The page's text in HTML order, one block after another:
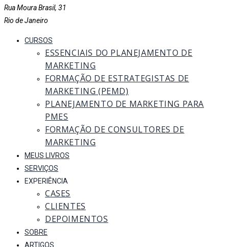
Rua Moura Brasil, 31
Rio de Janeiro
CURSOS
ESSENCIAIS DO PLANEJAMENTO DE
MARKETING
FORMAÇÃO DE ESTRATEGISTAS DE
MARKETING (PEMD)
PLANEJAMENTO DE MARKETING PARA
PMES
FORMAÇÃO DE CONSULTORES DE
MARKETING
MEUS LIVROS
SERVIÇOS
EXPERIÊNCIA
CASES
CLIENTES
DEPOIMENTOS
SOBRE
ARTIGOS